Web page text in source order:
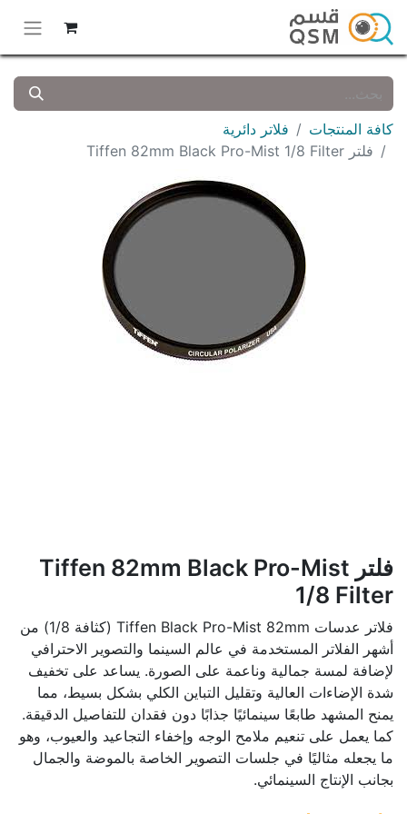
كافة المنتجات
فلاتر دائرية
فلتر Tiffen 82mm Black Pro-Mist 1/8 Filter
فلتر Tiffen 82mm Black Pro-Mist
1/8 Filter
فلاتر عدسات Tiffen Black Pro-Mist 82mm (كثافة 1/8) من
أشهر الفلاتر المستخدمة في عالم السينما والتصوير الاحترافي
لإضافة لمسة جمالية وناعمة على الصورة. يساعد على تخفيف
شدة الإضاءات العالية وتقليل التباين الكلي بشكل بسيط، مما
يمنح المشهد طابعًا سينمائيًا جذابًا دون فقدان للتفاصيل الدقيقة.
كما يعمل على تنعيم ملامح الوجه وإخفاء التجاعيد والعيوب، وهو
ما يجعله مثاليًا في جلسات التصوير الخاصة بالموضة والجمال
بجانب الإنتاج السينمائي.